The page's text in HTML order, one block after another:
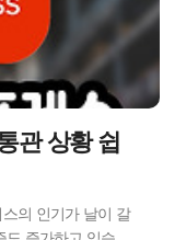
관 상황 쉽
의 인기가 날이 갈